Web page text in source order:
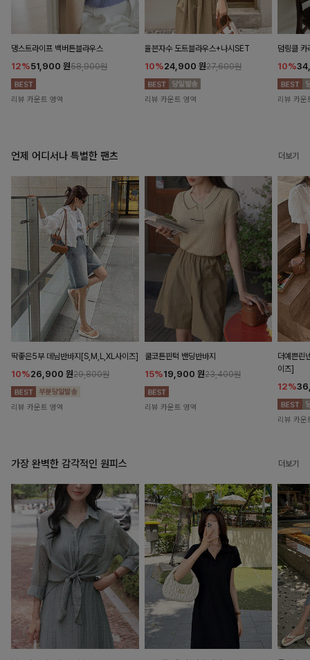
댕스트라이프 백버튼블라우스
12%51,900 원58,900원
리뷰 카운트 영역
율븐자수 도트블라우스+나시SET
10%24,900 원27,600원
리뷰 카운트 영역
덤링클 카
10%
리뷰 카운
언제 어디서나 특별한 팬츠 더보기
딱좋은5부 데님반바지[S,M,L,XL사이즈]
10%26,900 원29,800원
리뷰 카운트 영역
쿨코튼핀턱 밴딩반바지
15%19,900 원23,400원
리뷰 카운트 영역
더예쁜린
이즈]
12%
리뷰 카운
가장 완벽한 감각적인 원피스 더보기